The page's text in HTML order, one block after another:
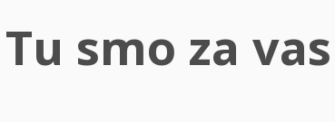
Tu smo za vas